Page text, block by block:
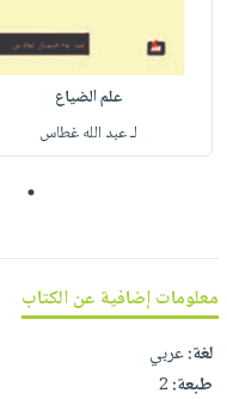
صابون
مناسبات
فيديوهات
انشر
تواصل
عربة
علم الضياع
لـ عبد الله غطاس
1
معلومات إضافية عن الكتاب
لغة:عربي
طبعة:2